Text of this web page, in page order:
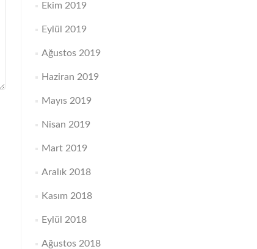
Ekim 2019
Eylül 2019
Ağustos 2019
Haziran 2019
Mayıs 2019
Nisan 2019
Mart 2019
Aralık 2018
Kasım 2018
Eylül 2018
Ağustos 2018